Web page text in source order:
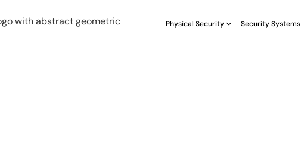
Physical Security Security Systems